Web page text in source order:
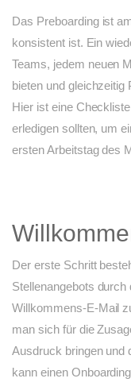
Das Preboarding ist
konsistent ist. Ein
Teams, jedem neuen
bieten und
Hier ist eine
erledigen sollten, um
ersten Arbeitstag des
Der erste Schritt
Stellenangebots
Willkommens-E-Mail
man sich für die
Ausdruck bringen und
kann einen